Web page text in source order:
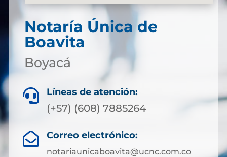
Notaría Única de
Boavita
Boyacá
 Líneas de atención:
(+57) (608) 7885264
 Correo electrónico:
notariaunicaboavita@ucnc.com.co